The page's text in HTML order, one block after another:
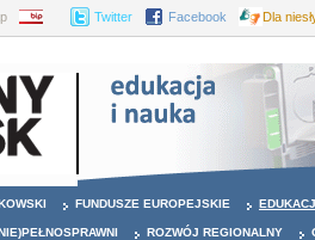
BIP Twitter Facebook Dla
FUNDUSZE EUROPEJSKIE
ROZWÓJ REGIONALNY